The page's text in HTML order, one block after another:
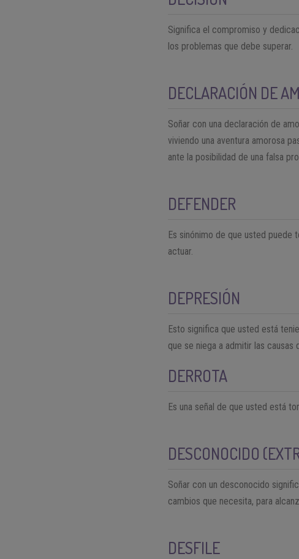
Significa el compromiso y
los problemas que debe superar.
DECLARACIÓN DE
Soñar con una declaración de
viviendo una aventura amorosa
ante la posibilidad de una falsa
DEFENDER
Es sinónimo de que usted
actuar.
DEPRESIÓN
Esto significa que usted está
que se niega a admitir las
DERROTA
Es una señal de que usted está
DESCONOCIDO
Soñar con un desconocido
cambios que necesita, para
DESFILE